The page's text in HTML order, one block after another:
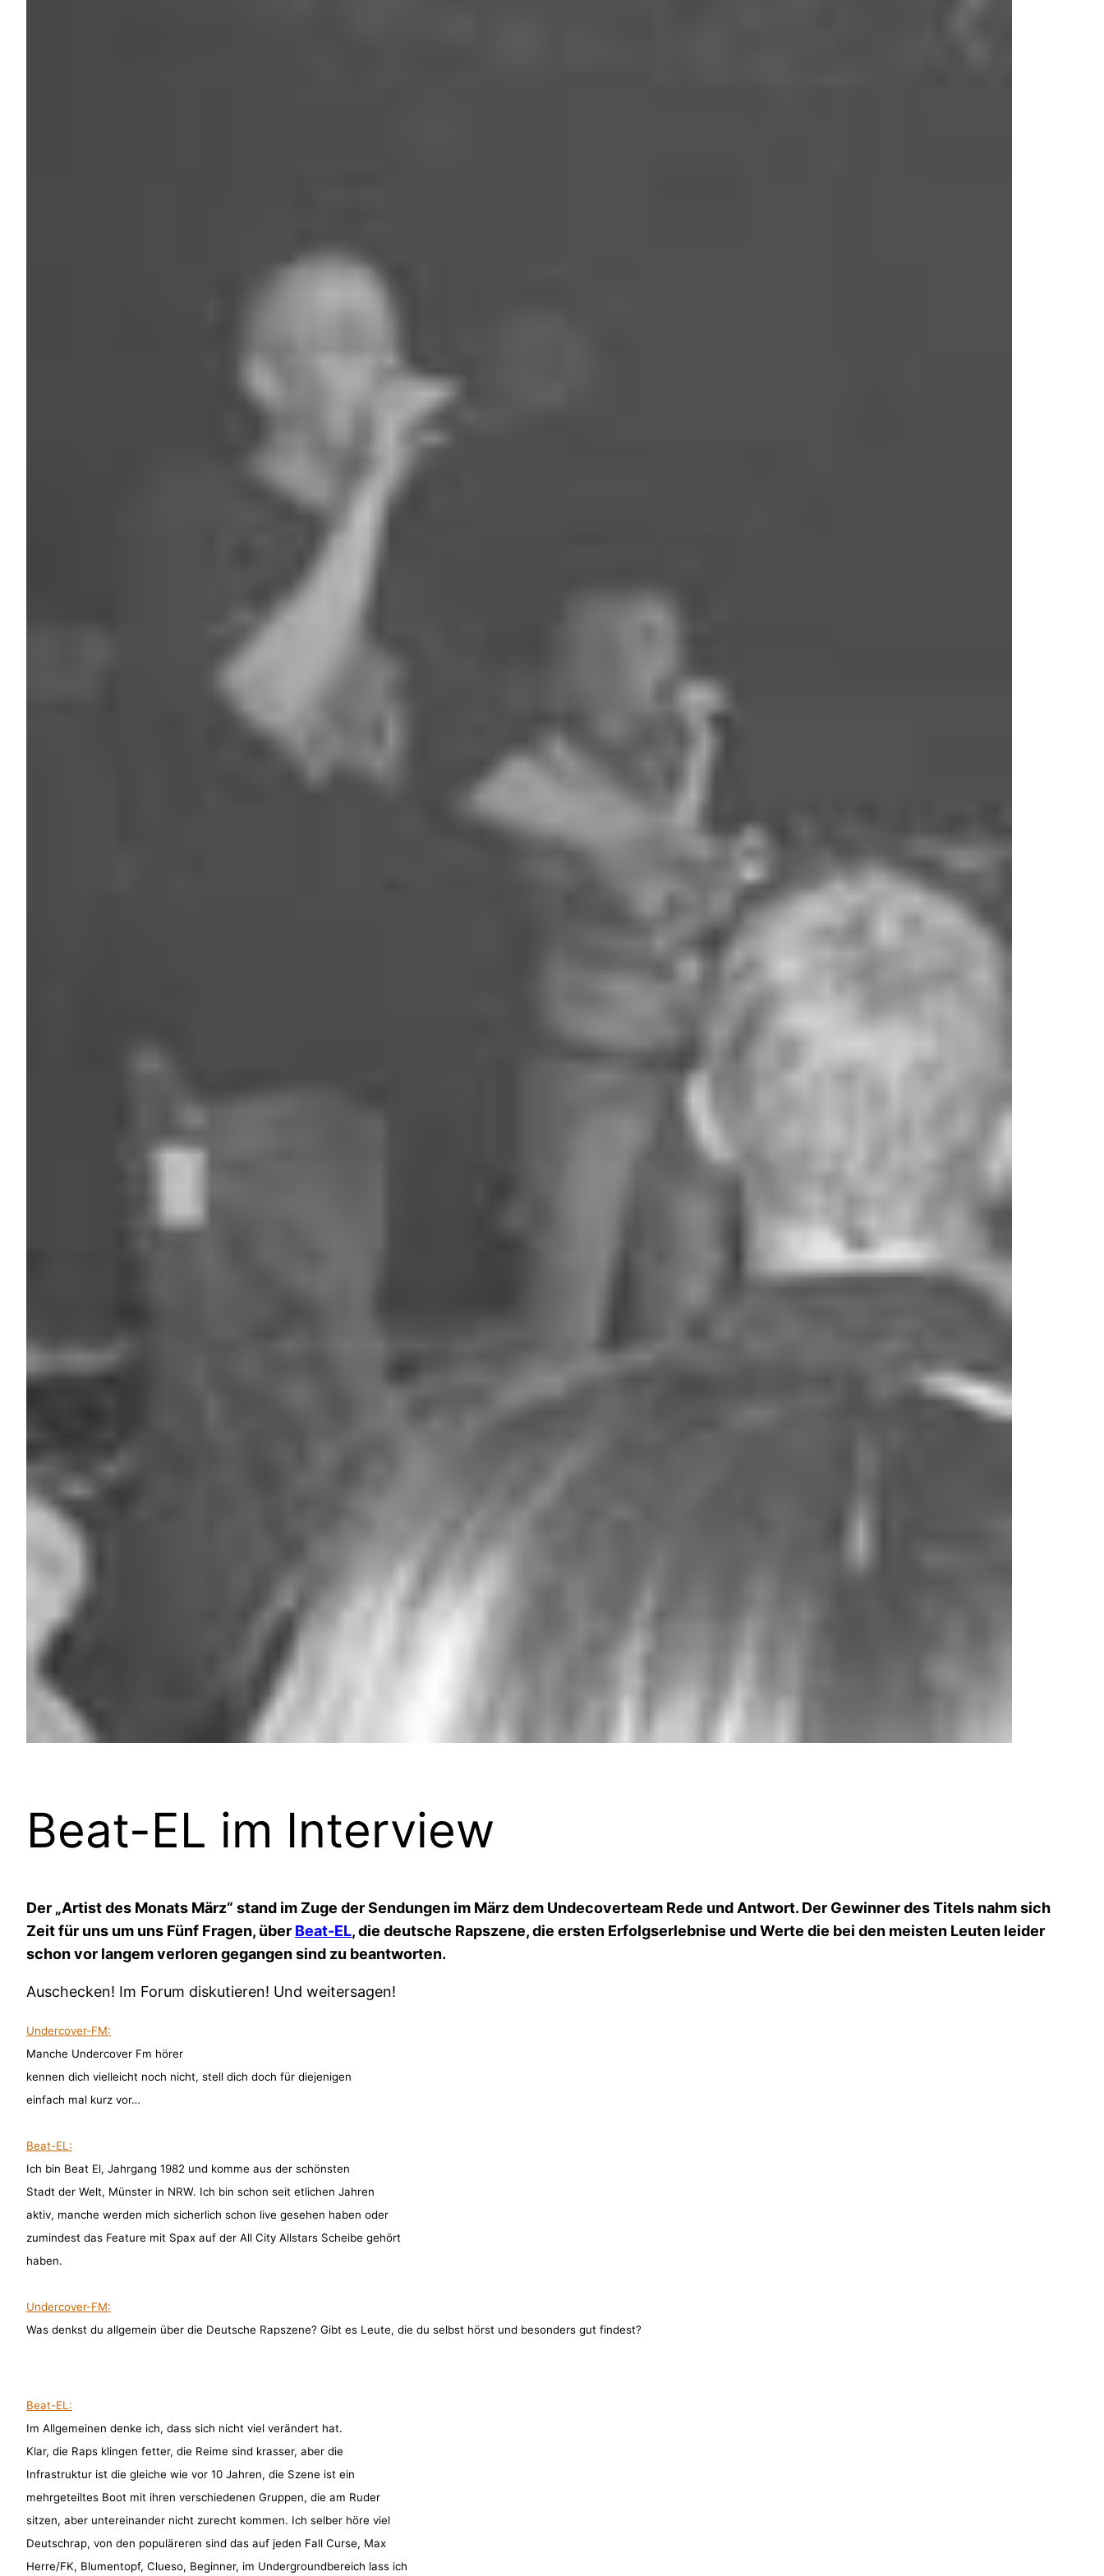
Beat-EL im Interview
Der „Artist des Monats März“ stand im Zuge der Sendungen im März dem Undecoverteam Rede und Antwort. Der Gewinner des Titels nahm sich
Zeit für uns um uns Fünf Fragen, über Beat-EL, die deutsche Rapszene, die ersten Erfolgserlebnise und Werte die bei den meisten Leuten leider
schon vor langem verloren gegangen sind zu beantworten.
Auschecken! Im Forum diskutieren! Und weitersagen!
Undercover-FM:
Manche Undercover Fm hörer
kennen dich vielleicht noch nicht, stell dich doch für diejenigen
einfach mal kurz vor…
Beat-EL:
Ich bin Beat El, Jahrgang 1982 und komme aus der schönsten
Stadt der Welt, Münster in NRW. Ich bin schon seit etlichen Jahren
aktiv, manche werden mich sicherlich schon live gesehen haben oder
zumindest das Feature mit Spax auf der All City Allstars Scheibe gehört
haben.
Undercover-FM:
Was denkst du allgemein über die Deutsche Rapszene? Gibt es Leute, die du selbst hörst und besonders gut findest?
Beat-EL:
Im Allgemeinen denke ich, dass sich nicht viel verändert hat.
Klar, die Raps klingen fetter, die Reime sind krasser, aber die
Infrastruktur ist die gleiche wie vor 10 Jahren, die Szene ist ein
mehrgeteiltes Boot mit ihren verschiedenen Gruppen, die am Ruder
sitzen, aber untereinander nicht zurecht kommen. Ich selber höre viel
Deutschrap, von den populäreren sind das auf jeden Fall Curse, Max
Herre/FK, Blumentopf, Clueso, Beginner, im Undergroundbereich lass ich